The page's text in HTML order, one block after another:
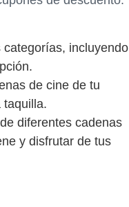
incluyendo
de cine de tu
taquilla.
diferentes cadenas
y disfrutar de tus